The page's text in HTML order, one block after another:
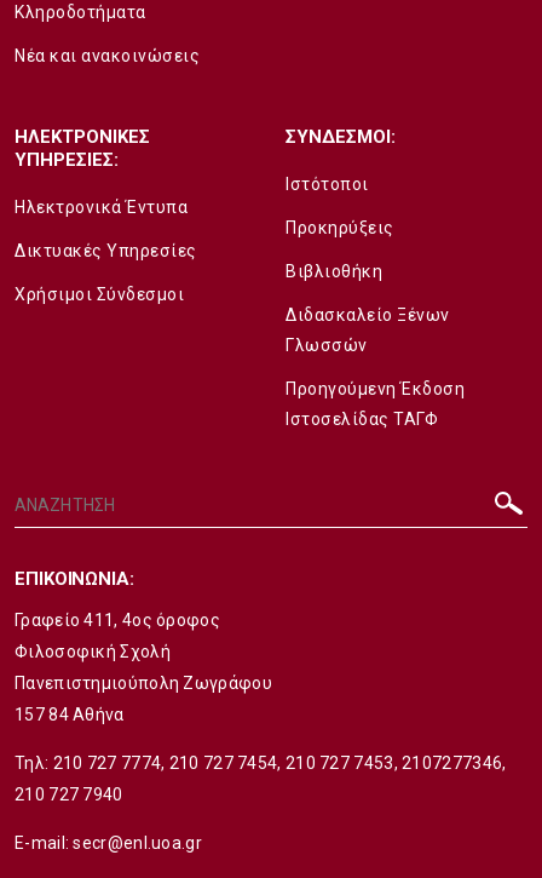
Κληροδοτήματα
Νέα και ανακοινώσεις
ΗΛΕΚΤΡΟΝΙΚΕΣ
ΥΠΗΡΕΣΙΕΣ:
Ηλεκτρονικά Έντυπα
Δικτυακές Υπηρεσίες
Χρήσιμοι Σύνδεσμοι
ΣΥΝΔΕΣΜΟΙ:
Ιστότοποι
Προκηρύξεις
Βιβλιοθήκη
Διδασκαλείο Ξένων
Γλωσσών
Προηγούμενη Έκδοση
Ιστοσελίδας ΤΑΓΦ
ΕΠΙΚΟΙΝΩΝΙΑ:
Γραφείο 411, 4ος όροφος
Φιλοσοφική Σχολή
Πανεπιστημιούπολη Ζωγράφου
157 84 Αθήνα
Τηλ: 210 727 7774, 210 727 7454, 210 727 7453,2107277346,
210 727 7940
E-mail:secr@enl.uoa.gr